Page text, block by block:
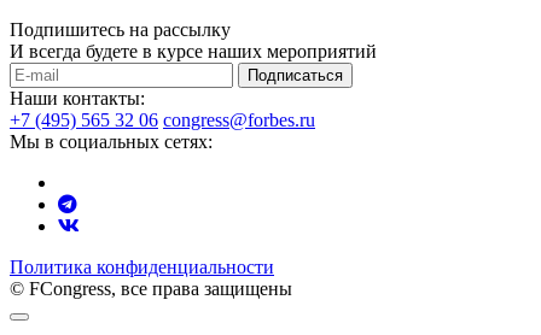
Подпишитесь на рассылку
И всегда будете в курсе наших мероприятий
Подписаться
Наши контакты:
+7 (495) 565 32 06 congress@forbes.ru
Мы в социальных сетях:
Политика конфиденциальности
© FCongress, все права защищены